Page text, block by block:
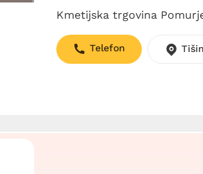
Kmetijska trgovina
Telefon